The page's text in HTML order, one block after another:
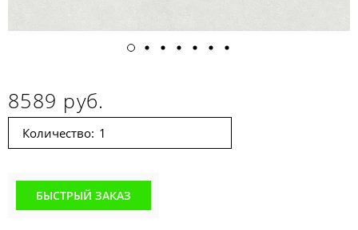
8589 руб.
Количество:
БЫСТРЫЙ ЗАКАЗ